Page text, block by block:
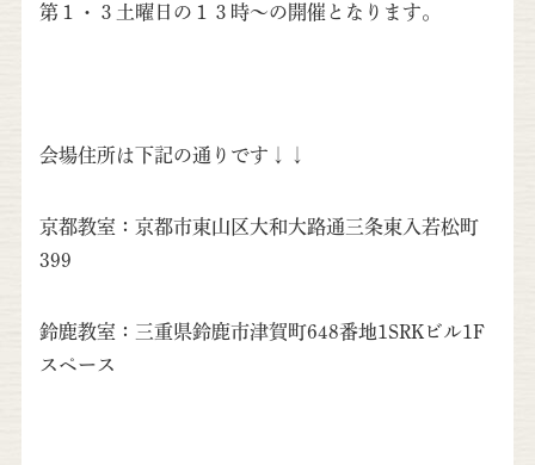
第１・３土曜日の１３時〜の開催となります。
会場住所は下記の通りです↓↓
京都教室：京都市東山区大和大路通三条東入若松町
399
鈴鹿教室：三重県鈴鹿市津賀町648番地1SRKビル1F
スペース